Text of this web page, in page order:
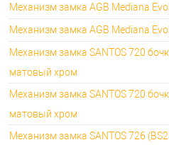
Механизм замка AGB Mediana
Механизм замка AGB Mediana
Механизм замка SANTOS 720
матовый хром
Механизм замка SANTOS 720
матовый хром
Механизм замка SANTOS 726